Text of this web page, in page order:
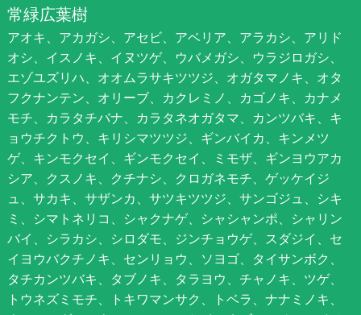
常緑広葉樹
アオキ、アカガシ、アセビ、アベリア、アラカシ、アリド
オシ、イスノキ、イヌツゲ、ウバメガシ、ウラジロガシ、
エゾユズリハ、オオムラサキツツジ、オガタマノキ、オタ
フクナンテン、オリーブ、カクレミノ、カゴノキ、カナメ
モチ、カラタチバナ、カラタネオガタマ、カンツバキ、キ
ョウチクトウ、キリシマツツジ、ギンバイカ、キンメツ
ゲ、キンモクセイ、ギンモクセイ、ミモザ、ギンヨウアカ
シア、クスノキ、クチナシ、クロガネモチ、ゲッケイジ
ュ、サカキ、サザンカ、サツキツツジ、サンゴジュ、シキ
ミ、シマトネリコ、シャクナゲ、シャシャンポ、シャリン
バイ、シラカシ、シロダモ、ジンチョウゲ、スダジイ、セ
イヨウバクチノキ、センリョウ、ソヨゴ、タイサンボク、
タチカンツバキ、タブノキ、タラヨウ、チャノキ、ツゲ、
トウネズミモチ、トキワマンサク、トベラ、ナナミノキ、